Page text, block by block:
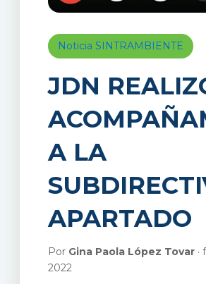
Noticia SINTRAMBIENTE
JDN
A LA
APARTADO
Por Gina Paola López Tovar·
2022